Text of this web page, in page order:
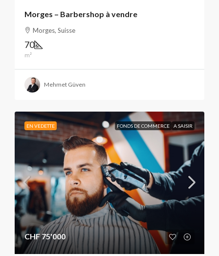
Morges – Barbershop à vendre
Morges, Suisse
70
m²
Mehmet Güven
EN VEDETTE FONDS DE COMMERCE A SAISIR
CHF 75'000